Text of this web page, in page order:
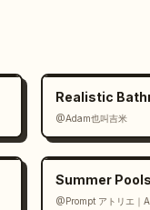
Realistic
@Adam也叫吉米
Summer
@Prompt アトリエ｜